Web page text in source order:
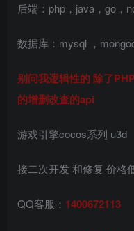
后端：php，java，go，
数据库：mysql ，
别问我逻辑性的 除了
的增删改查的api
游戏引擎cocos系列 u3d
接二次开发 和修复 价格
QQ客服： 1400672113